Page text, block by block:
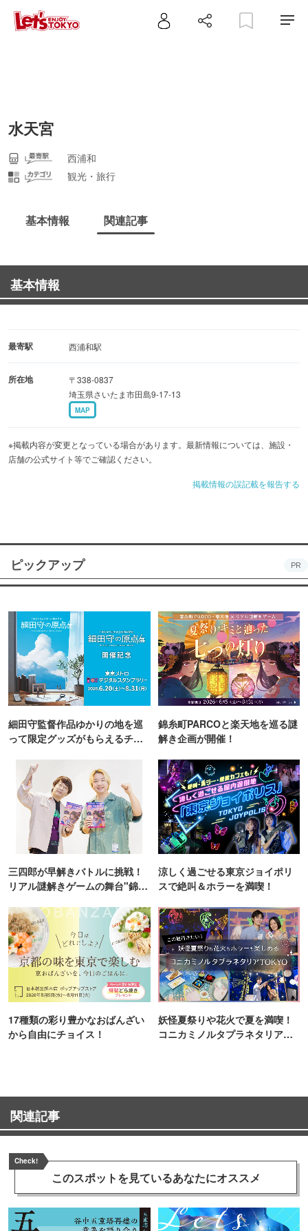
水天宮
西浦和
観光・旅行
基本情報 関連記事
基本情報
最寄駅 西浦和駅
所在地
〒338-0837
埼玉県さいたま市田島9-17-13
MAP
※掲載内容が変更となっている場合があります。最新情報については、施設・
店舗の公式サイト等でご確認ください。
掲載情報の誤記載を報告する
ピックアップ PR
細田守監督作品ゆかりの地を巡
って限定グッズがもらえるチャ
錦糸町PARCOと楽天地を巡る謎
解き企画が開催！
三四郎が早解きバトルに挑戦！
リアル謎解きゲームの舞台"錦糸
涼しく過ごせる東京ジョイポリ
スで絶叫＆ホラーを満喫！
17種類の彩り豊かなおばんざい
から自由にチョイス！
妖怪夏祭りや花火で夏を満喫！
コニカミノルタプラネタリア
関連記事
Check!
このスポットを見ているあなたにオススメ